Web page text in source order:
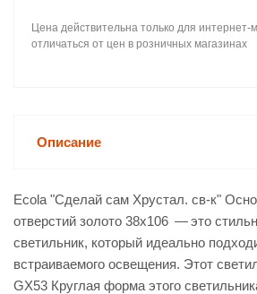
Цена действительна только для интернет-
отличаться от цен в розничных магазинах
Описание
Ecola "Сделай сам Хрустал. св-к"
отверстий золото 38x106 — это
светильник, который идеально
встраиваемого освещения. Этот
GX53 Круглая форма этого